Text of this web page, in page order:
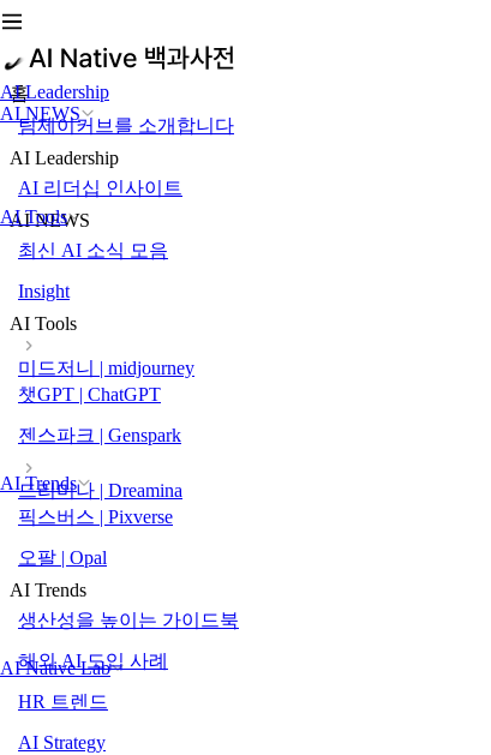
AI Leadership
AI NEWS
AI Tools
AI Trends
AI Native Lab
홈
팀제이커브를 소개합니다
AI Leadership
AI 리더십 인사이트
AI NEWS
최신 AI 소식 모음
Insight
AI Tools
미드저니 | midjourney
챗GPT | ChatGPT
젠스파크 | Genspark
드리미나 | Dreamina
픽스버스 | Pixverse
오팔 | Opal
AI Trends
생산성을 높이는 가이드북
해외 AI 도입 사례
HR 트렌드
AI Strategy